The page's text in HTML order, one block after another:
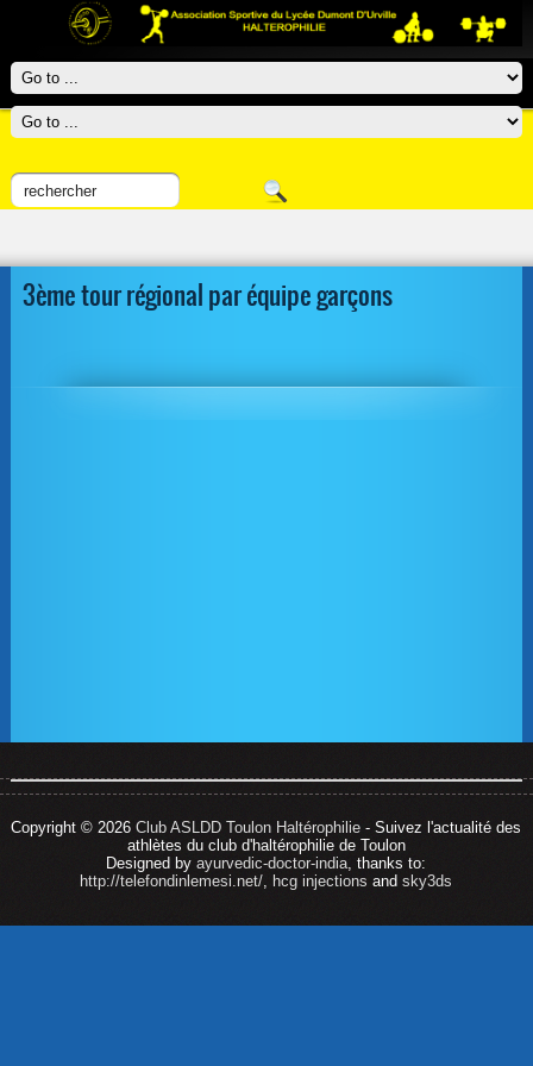
3ème tour régional par équipe garçons
Copyright © 2026Club ASLDD Toulon Haltérophilie - Suivez l'actualité des
athlètes du club d'haltérophilie de Toulon
Designed byayurvedic-doctor-india, thanks to:
http://telefondinlemesi.net/, hcg injections andsky3ds